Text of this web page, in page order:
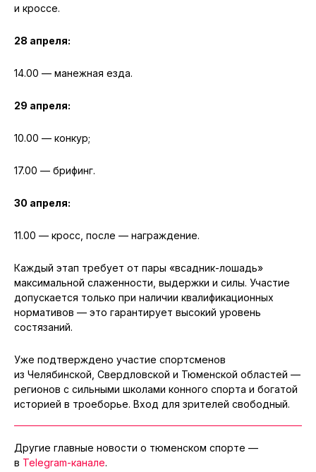
и кроссе.
28 апреля:
14.00 — манежная езда.
29 апреля:
10.00 — конкур;
17.00 — брифинг.
30 апреля:
11.00 — кросс, после — награждение.
Каждый этап требует от пары «всадник-лошадь»
максимальной слаженности, выдержки и силы. Участие
допускается только при наличии квалификационных
нормативов — это гарантирует высокий уровень
состязаний.
Уже подтверждено участие спортсменов
из Челябинской, Свердловской и Тюменской областей —
регионов с сильными школами конного спорта и богатой
историей в троеборье. Вход для зрителей свободный.
Другие главные новости о тюменском спорте —
в Telegram-канале.